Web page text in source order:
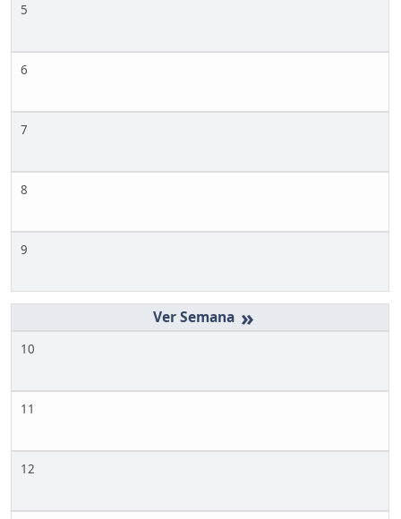
5
6
7
8
9
»
10
11
12